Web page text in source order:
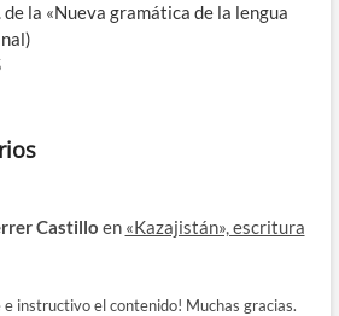
de la «Nueva gramática de la lengua
Castillo en «Kazajistán», escritura
instructivo el contenido! Muchas gracias.